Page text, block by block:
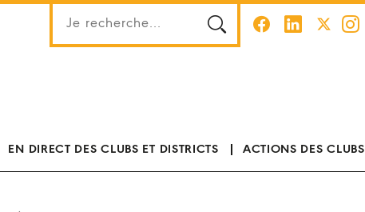
EN DIRECT DES CLUBS ET DISTRICTS ACTIONS DES CLUBS